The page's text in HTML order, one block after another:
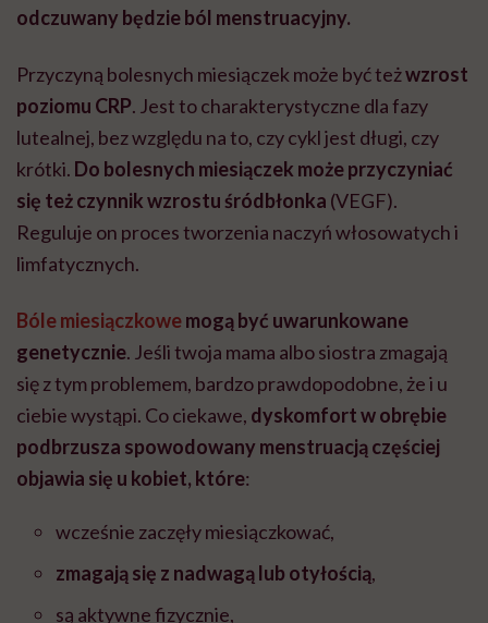
odczuwany będzie ból menstruacyjny.
Przyczyną bolesnych miesiączek może być teżwzrost
poziomu CRP. Jest to charakterystyczne dla fazy
lutealnej, bez względu na to, czy cykl jest długi, czy
krótki. Do bolesnych miesiączek może przyczyniać
się też czynnik wzrostu śródbłonka (VEGF).
Reguluje on proces tworzenia naczyń włosowatych i
limfatycznych.
Bóle miesiączkowemogą być uwarunkowane
genetycznie. Jeśli twoja mama albo siostra zmagają
się z tym problemem, bardzo prawdopodobne, że i u
ciebie wystąpi. Co ciekawe, dyskomfort w obrębie
podbrzusza spowodowany menstruacją częściej
objawia się u kobiet, które:
wcześnie zaczęły miesiączkować,
zmagają się z nadwagą lub otyłością,
są aktywne fizycznie,